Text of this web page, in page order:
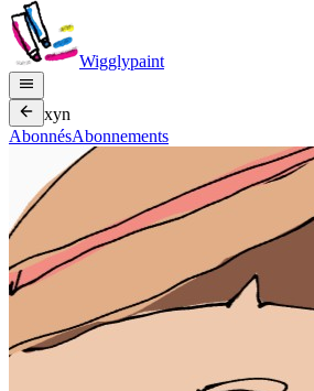
Wigglypaint
xyn
AbonnésAbonnements